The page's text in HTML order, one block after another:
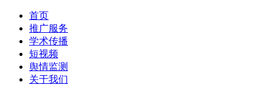
首页
推广服务
学术传播
短视频
舆情监测
关于我们